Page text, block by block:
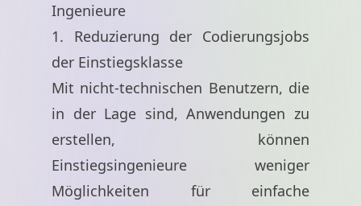
Ingenieure
1. Reduzierung der Codierungsjobs
der Einstiegsklasse
Mit nicht-technischen Benutzern, die
in der Lage sind, Anwendungen zu
erstellen, können
Einstiegsingenieure weniger
Möglichkeiten für einfache